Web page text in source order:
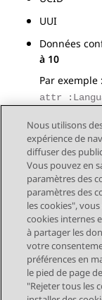
UUI
Données
à 10
Par exemple :
attr
Send
Navigation
Sujet
STAY
Nous utilisons
expérience de
diffuser des
Vous pouvez en
paramètres des
paramètres des
les cookies",
cookies internes
à partager les
votre
préférences en
le pied de page
"Rejeter tous les